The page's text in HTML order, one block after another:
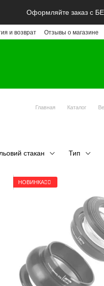
Оформляйте заказ с
и возврат Отзывы о магазине
Главная Каталог
стакан Тип
НОВИНКА🚴‍♂️